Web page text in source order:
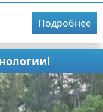
Подробнее